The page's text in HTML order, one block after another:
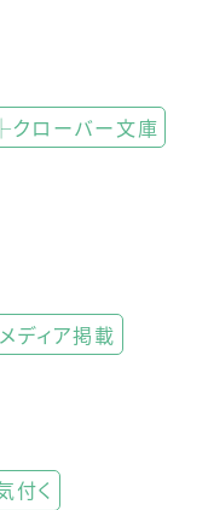
├クローバー文庫
ディア掲載
付く